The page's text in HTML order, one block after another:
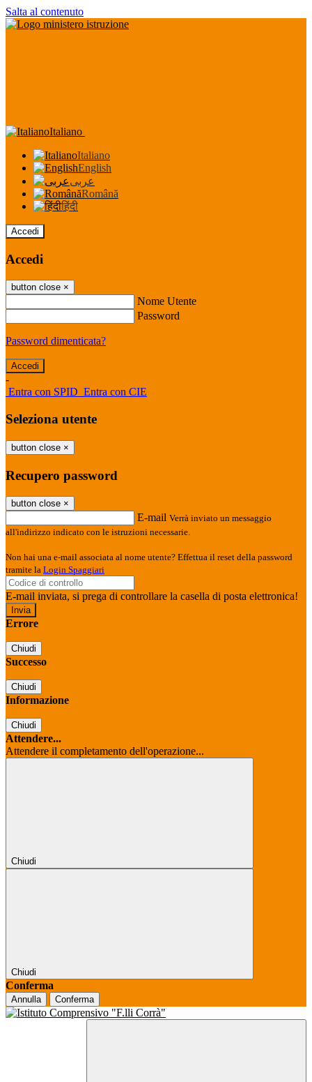
Salta al contenuto
Italiano
Italiano
English
عربى
Română
हिंदी
Accedi
Accedi
button close ×
Nome Utente
Password
Password dimenticata?
-
Entra con SPID Entra con CIE
Seleziona utente
button close ×
Recupero password
button close ×
E-mail Verrà inviato un messaggio
all'indirizzo indicato con le istruzioni necessarie.
Non hai una e-mail associata al nome utente? Effettua il reset della password
tramite la Login Spaggiari
E-mail inviata, si prega di controllare la casella di posta elettronica!
Errore
Chiudi
Successo
Chiudi
Informazione
Chiudi
Attendere...
Attendere il completamento dell'operazione...
Chiudi
Chiudi
Conferma
Annulla Conferma